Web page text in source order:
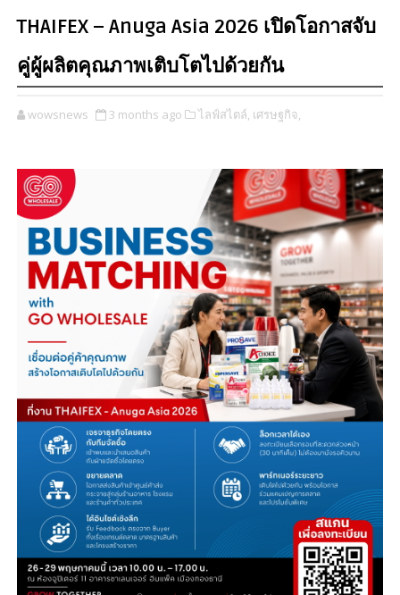
THAIFEX – Anuga Asia 2026 เปิดโอกาสจับ
คู่ผู้ผลิตคุณภาพเติบโตไปด้วยกัน
wowsnews 3 months ago ไลฟ์สไตล์, เศรษฐกิจ,